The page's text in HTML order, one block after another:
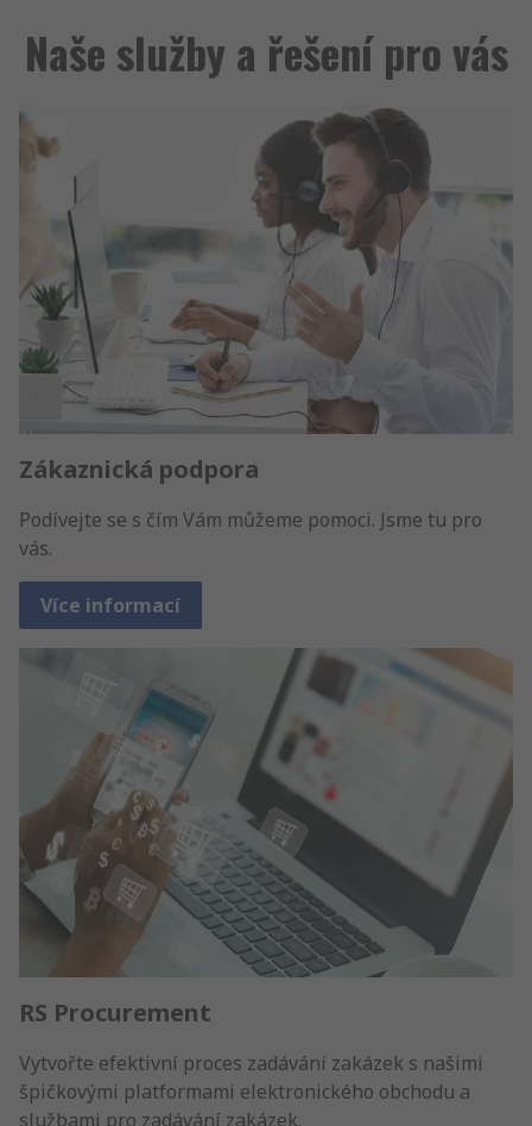
Naše služby a řešení pro vás
Zákaznická podpora
Podívejte se s čím Vám můžeme pomoci. Jsme tu pro
vás.
Více informací
RS Procurement
Vytvořte efektivní proces zadávání zakázek s našimi
špičkovými platformami elektronického obchodu a
službami pro zadávání zakázek.